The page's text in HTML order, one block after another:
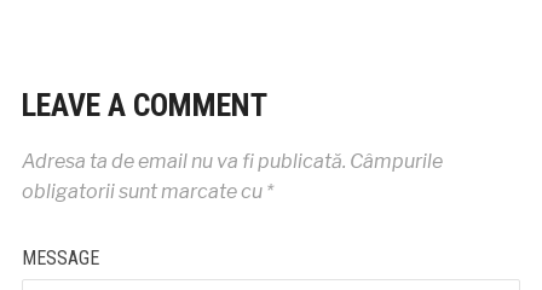
LEAVE A COMMENT
Adresa ta de email nu va fi publicată. Câmpurile
obligatorii sunt marcate cu *
MESSAGE